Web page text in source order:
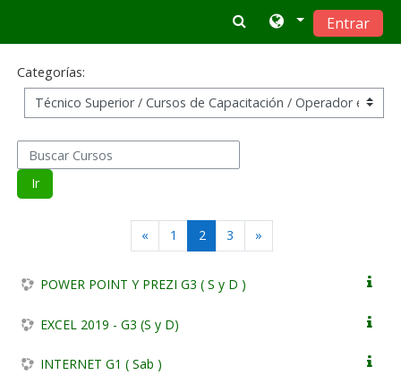
Entrar
Categorías:
Buscar Cursos
Ir
«Anterior
1 2(actual)
3 »
POWER POINT Y PREZI G3 ( S y D )
EXCEL 2019 - G3 (S y D)
INTERNET G1 ( Sab )